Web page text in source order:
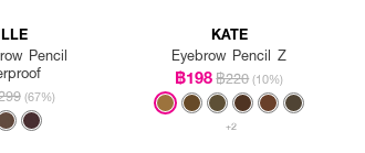
Pencil
(67%)
KATE
Eyebrow Pencil Z
฿198฿220 (10%)
+2